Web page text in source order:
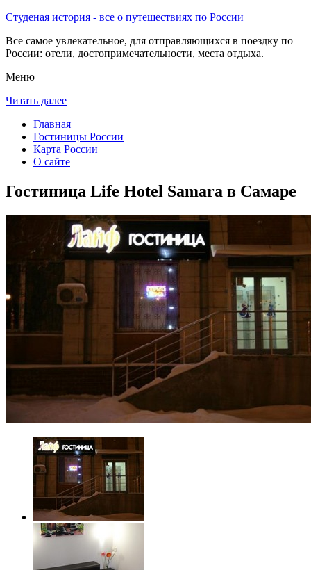
Студеная история - все о путешествиях по России
Все самое увлекательное, для отправляющихся в поездку по
России: отели, достопримечательности, места отдыха.
Меню
Читать далее
Главная
Гостиницы России
Карта России
О сайте
Гостиница Life Hotel Samara в Самаре